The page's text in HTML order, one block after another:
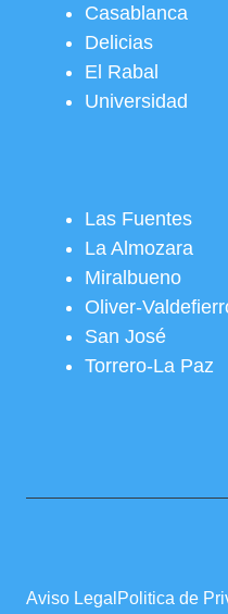
Casablanca
Delicias
El Rabal
Universidad
Las Fuentes
La Almozara
Miralbueno
Oliver-
San José
Torrero-La Paz
Aviso Legal Politica de